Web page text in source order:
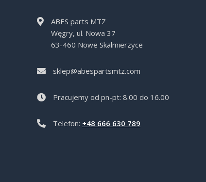
ABES parts MTZ
Węgry, ul. Nowa 37
63-460 Nowe Skalmierzyce
sklep@abespartsmtz.com
Pracujemy od pn-pt: 8.00 do 16.00
Telefon: +48 666 630 789